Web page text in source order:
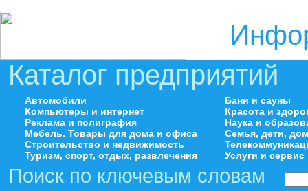
Каталог предприятий
Автомобили
Компьютеры и интернет
Реклама и полиграфия
Мебель. Товары для дома и офиса
Строительство и недвижимость
Туризм, спорт, отдых, развлечения
Бани и сауны
Красота и
Наука и
Семья, дети,
Услуги и сервис
Поиск по ключевым словам